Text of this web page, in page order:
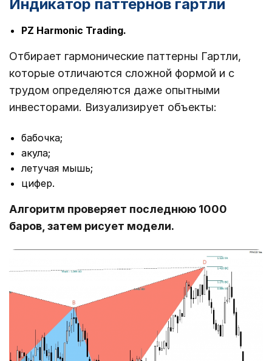
Индикатор паттернов гартли
PZ Harmonic Trading.
Отбирает гармонические паттерны Гартли,
которые отличаются сложной формой и с
трудом определяются даже опытными
инвесторами. Визуализирует объекты:
бабочка;
акула;
летучая мышь;
цифер.
Алгоритм проверяет последнюю 1000
баров, затем рисует модели.